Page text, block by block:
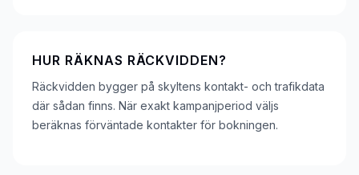
HUR RÄKNAS RÄCKVIDDEN?
Räckvidden bygger på skyltens kontakt- och trafikdata
där sådan finns. När exakt kampanjperiod väljs
beräknas förväntade kontakter för bokningen.